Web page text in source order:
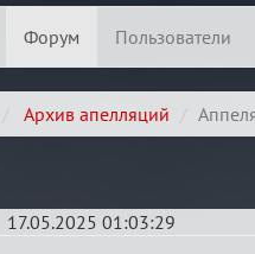
Форум Пользователи
Архив апелляций
17.05.2025 01:03:29